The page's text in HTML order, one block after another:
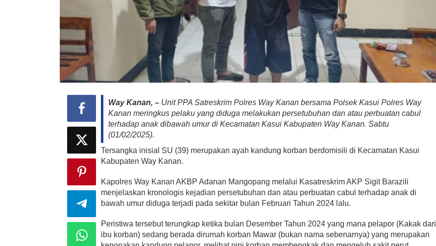
Way Kanan, – Unit PPA Satreskrim Polres Way Kanan bersama Polsek Kasui Polres Way
Kanan meringkus pelaku yang diduga melakukan persetubuhan dan atau perbuatan cabul
terhadap anak dibawah umur di Kecamatan Kasui Kabupaten Way Kanan. Sabtu
(01/02/2025).
Tersangka inisial SU (39) merupakan ayah kandung korban berdomisili di Kecamatan Kasui
Kabupaten Way Kanan.
Kapolres Way Kanan AKBP Adanan Mangopang melalui Kasatreskrim AKP Sigit Barazili
menjelaskan kronologis kejadian persetubuhan dan atau perbuatan cabul terhadap anak di
bawah umur diduga terjadi pada sekitar bulan Februari Tahun 2024 lalu.
Peristiwa tersebut terungkap ketika bulan Desember Tahun 2024 yang mana pelapor (Kakak dari
ibu korban) sedang berada dirumah korban Mawar (bukan nama sebenarnya) yang merupakan